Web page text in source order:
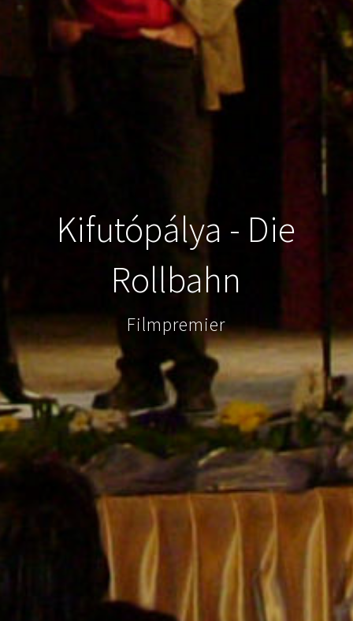
Kifutópálya - Die
Rollbahn
Filmpremier